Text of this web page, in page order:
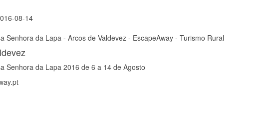
08-14
Senhora da Lapa - Arcos de Valdevez - EscapeAway - Turismo Rural
Senhora da Lapa 2016 de 6 a 14 de Agosto